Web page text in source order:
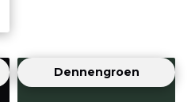
Dennengroen